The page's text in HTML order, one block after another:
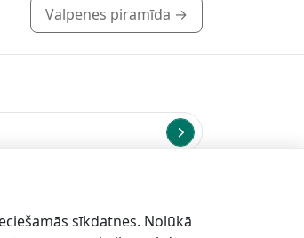
Valpenes piramīda →
sīkdatnes. Nolūkā